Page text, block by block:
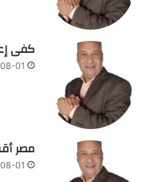
كفى
01
مصر
01